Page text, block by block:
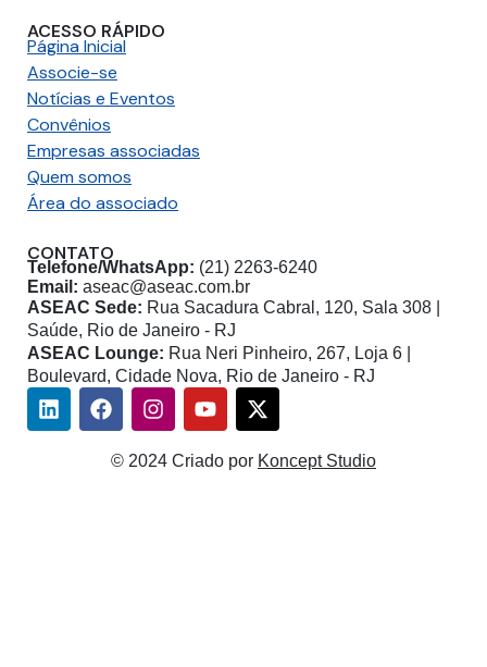
ACESSO RÁPIDO
Página Inicial
Associe-se
Notícias e Eventos
Convênios
Empresas associadas
Quem somos
Área do associado
CONTATO
Telefone/WhatsApp: (21) 2263-6240
Email: aseac@aseac.com.br
ASEAC Sede: Rua Sacadura Cabral, 120, Sala 308 |
Saúde, Rio de Janeiro - RJ
ASEAC Lounge: Rua Neri Pinheiro, 267, Loja 6 |
Boulevard, Cidade Nova, Rio de Janeiro - RJ
LinkedinFacebookInstagram
Youtube
X-
twitter
© 2024 Criado por Koncept Studio